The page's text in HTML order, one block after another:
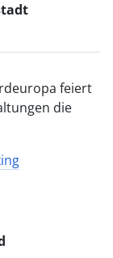
feiert
die